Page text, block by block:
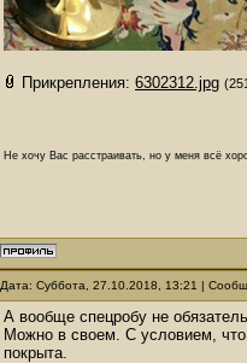
Прикрепления: 6302312.jpg
Не хочу Вас расстраивать, но у меня всё
Дата: Суббота, 27.10.2018, 13:21 |
А вообще спецробу не
Можно в своем. С условием,
покрыта.